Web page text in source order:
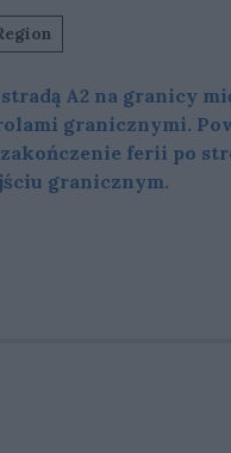
A2 na granicy
granicznymi.
ferii po
granicznym.